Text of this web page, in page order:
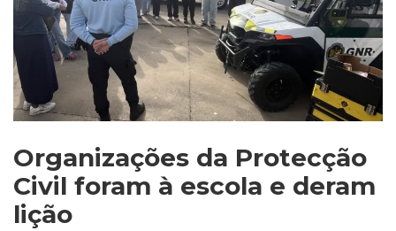
Organizações da Protecção
Civil foram à escola e deram
lição